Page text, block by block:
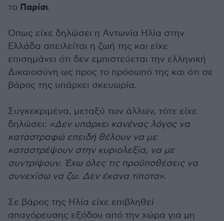
το Παρίσι.
Όπως είχε δηλώσει η Αντωνία Ηλία στην
Ελλάδα απειλείται η ζωή της και είχε
επισημάνει ότι δεν εμπιστεύεται την ελληνική
Δικαιοσύνη ως προς το πρόσωπό της και ότι σε
βάρος της υπάρχει σκευωρία.
Συγκεκριμένα, μεταξύ των άλλων, τότε είχε
δηλώσει: «Δεν υπάρχει κανένας λόγος να
καταστραφώ επειδή θέλουν να με
καταστρέψουν στην κυριολεξία, να με
συντρίψουν. Έχω όλες τις προϋποθέσεις να
συνεχίσω να ζω. Δεν έκανα τίποτα».
Σε βάρος της Ηλία είχε επιβληθεί
απαγόρευσης εξόδου από την χώρα για μη